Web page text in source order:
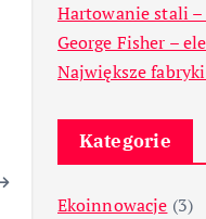
Hartowanie stali
George Fisher –
Największe
Kategorie
Ekoinnowacje (3)